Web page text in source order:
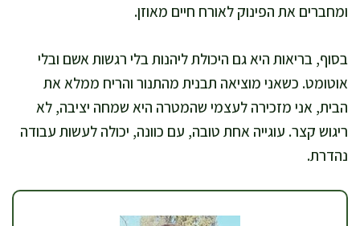
ומחברים את הפינוק לאורח חיים מאוזן.
בסוף, בריאות היא גם היכולת ליהנות בלי רגשות אשם ובלי
אוטומט. כשאני מוציאה תבנית מהתנור והריח ממלא את
הבית, אני מזכירה לעצמי שהמטרה היא שמחה יציבה, לא
ריגוש קצר. עוגייה אחת טובה, עם כוונה, יכולה לעשות עבודה
נהדרת.